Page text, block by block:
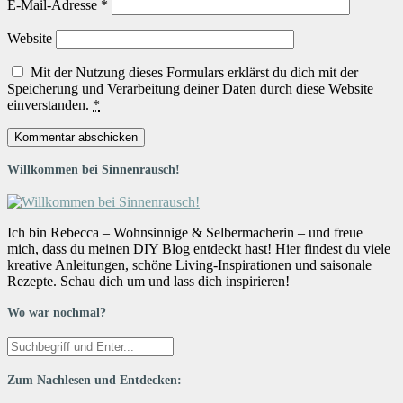
E-Mail-Adresse *
Website
Mit der Nutzung dieses Formulars erklärst du dich mit der
Speicherung und Verarbeitung deiner Daten durch diese Website
einverstanden. *
Willkommen bei Sinnenrausch!
Ich bin Rebecca – Wohnsinnige & Selbermacherin – und freue
mich, dass du meinen DIY Blog entdeckt hast! Hier findest du viele
kreative Anleitungen, schöne Living-Inspirationen und saisonale
Rezepte. Schau dich um und lass dich inspirieren!
Wo war nochmal?
Zum Nachlesen und Entdecken: